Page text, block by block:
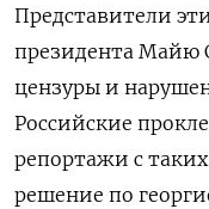
Представители
президента Майю
цензуры и
Российские
репортажи с
решение по